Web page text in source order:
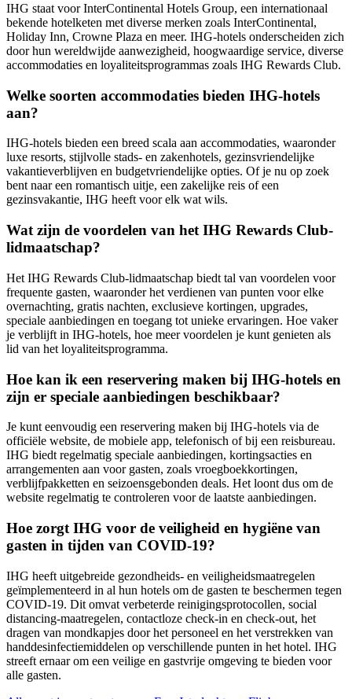
IHG staat voor InterContinental Hotels Group, een internationaal
bekende hotelketen met diverse merken zoals InterContinental,
Holiday Inn, Crowne Plaza en meer. IHG-hotels onderscheiden zich
door hun wereldwijde aanwezigheid, hoogwaardige service, diverse
accommodaties en loyaliteitsprogrammas zoals IHG Rewards Club.
Welke soorten accommodaties bieden IHG-hotels
aan?
IHG-hotels bieden een breed scala aan accommodaties, waaronder
luxe resorts, stijlvolle stads- en zakenhotels, gezinsvriendelijke
vakantieverblijven en budgetvriendelijke opties. Of je nu op zoek
bent naar een romantisch uitje, een zakelijke reis of een
gezinsvakantie, IHG heeft voor elk wat wils.
Wat zijn de voordelen van het IHG Rewards Club-
lidmaatschap?
Het IHG Rewards Club-lidmaatschap biedt tal van voordelen voor
frequente gasten, waaronder het verdienen van punten voor elke
overnachting, gratis nachten, exclusieve kortingen, upgrades,
speciale aanbiedingen en toegang tot unieke ervaringen. Hoe vaker
je verblijft in IHG-hotels, hoe meer voordelen je kunt genieten als
lid van het loyaliteitsprogramma.
Hoe kan ik een reservering maken bij IHG-hotels en
zijn er speciale aanbiedingen beschikbaar?
Je kunt eenvoudig een reservering maken bij IHG-hotels via de
officiële website, de mobiele app, telefonisch of bij een reisbureau.
IHG biedt regelmatig speciale aanbiedingen, kortingsacties en
arrangementen aan voor gasten, zoals vroegboekkortingen,
verblijfpakketten en seizoensgebonden deals. Het loont dus om de
website regelmatig te controleren voor de laatste aanbiedingen.
Hoe zorgt IHG voor de veiligheid en hygiëne van
gasten in tijden van COVID-19?
IHG heeft uitgebreide gezondheids- en veiligheidsmaatregelen
geïmplementeerd in al hun hotels om de gasten te beschermen tegen
COVID-19. Dit omvat verbeterde reinigingsprotocollen, social
distancing-maatregelen, contactloze check-in en check-out, het
dragen van mondkapjes door het personeel en het verstrekken van
handdesinfectiemiddelen op verschillende punten in het hotel. IHG
streeft ernaar om een veilige en gastvrije omgeving te bieden voor
alle gasten.